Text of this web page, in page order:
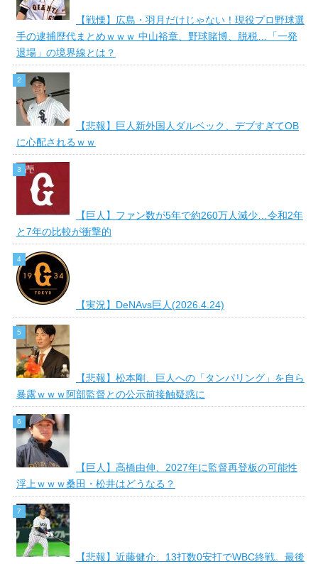
【戦慄】広島・羽月だけじゃない！現役プロ野球選
手の逮捕歴代まとめｗｗｗ 中山裕章、野球賭博、脱税…「一発
退場」の境界線とは？
【悲報】巨人新外国人ダルベック、デブすぎてOB
に心配されるｗｗ
【巨人】ファン数が5年で約260万人減少…令和2年
と7年の比較が衝撃的
【実況】DeNAvs巨人(2026.4.24)
【悲報】松本剛、巨人への「タンパリング」を自ら
暴露ｗｗｗ阿部監督との公示前接触疑惑に
【巨人】高橋由伸、2027年に監督再登板の可能性
浮上ｗｗｗ桑田・松井はどうなる？
【悲報】近藤健介、13打数0安打でWBC終戦。最後